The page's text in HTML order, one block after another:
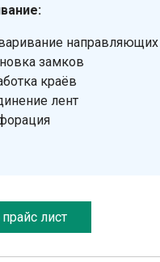
направляющих
замков
краёв
лент
лист